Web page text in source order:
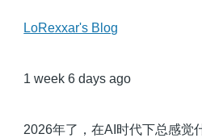
LoRexxar's Blog
1 week 6 days ago
2026年了，在AI时代下总感觉